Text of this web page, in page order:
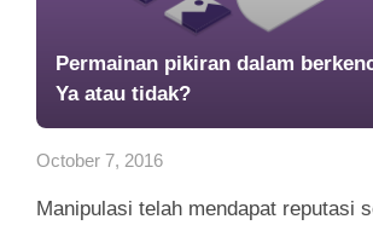
Permainan pikiran dalam
Ya atau tidak?
October 7, 2016
Manipulasi telah mendapat reputasi